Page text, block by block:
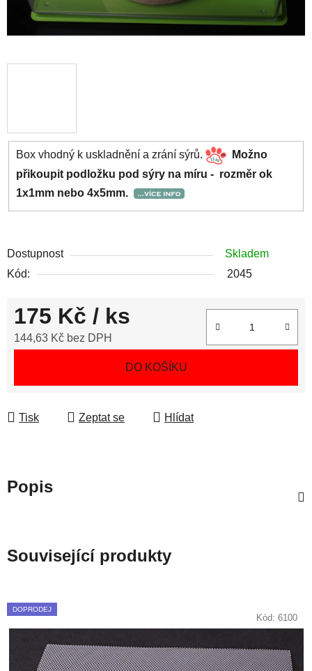
Box vhodný k uskladnění a zrání sýrů.
Možno
přikoupit podložku pod sýry na míru - rozměr ok
1x1mm nebo 4x5mm.
Dostupnost
Skladem
Kód:
2045
175 Kč / ks
144,63 Kč bez DPH
DO KOŠÍKU
Tisk Zeptat se Hlídat
Popis
Související produkty
DOPRODEJ
Kód: 6100